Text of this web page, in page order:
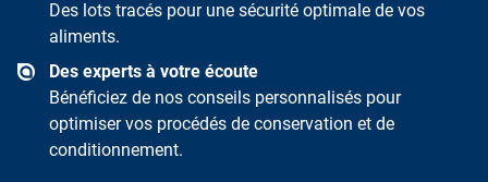
Des lots tracés pour une sécurité optimale de vos
aliments.
Des experts à votre écoute
Bénéficiez de nos conseils personnalisés pour
optimiser vos procédés de conservation et de
conditionnement.